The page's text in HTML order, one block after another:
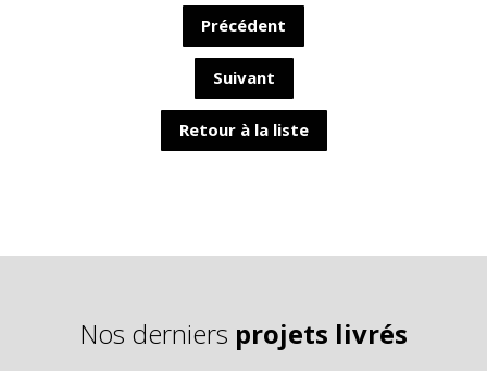
Retour à la liste
Précédent
Suivant
Nos derniers projets livrés